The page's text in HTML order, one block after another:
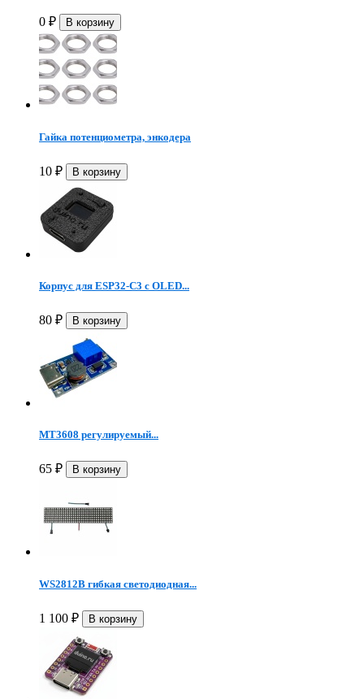
0 ₽
Гайка потенциометра, энкодера
10 ₽
Корпус для ESP32-C3 с OLED...
80 ₽
MT3608 регулируемый...
65 ₽
WS2812B гибкая светодиодная...
1 100 ₽